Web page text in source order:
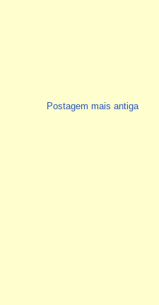
Postagem mais antiga